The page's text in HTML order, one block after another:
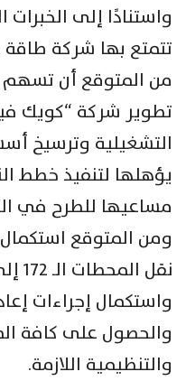
واستنادًا إلى الخبرات
تتمتع بها شركة
من المتوقع أن
تطوير شركة “كويك
التشغيلية وترسيخ
يؤهلها لتنفيذ خطط
مساعيها للطرح في
ومن المتوقع
واستكمال إجراءات
والحصول على كافة
والتنظيمية اللازمة.